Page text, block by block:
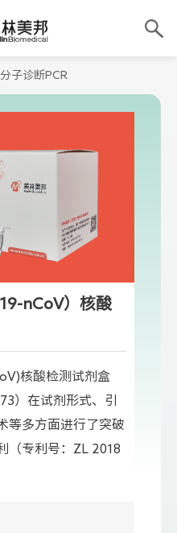
子诊断PCR
nCoV）核酸
核酸检测试剂盒
）在试剂形式、引
等多方面进行了突破
（专利号：ZL 2018